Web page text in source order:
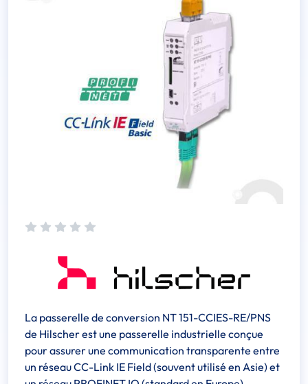
La passerelle de conversion NT 151-CCIES-RE/PNS
de Hilscher est une passerelle industrielle conçue
pour assurer une communication transparente entre
un réseau CC-Link IE Field (souvent utilisé en Asie) et